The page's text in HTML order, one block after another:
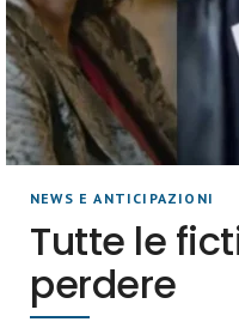
NEWS E ANTICIPAZIONI
Tutte le
perdere